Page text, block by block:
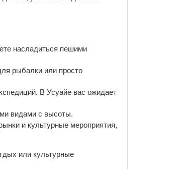
насладиться пешими
рыбалки или просто
В Усуайе вас ожидает
видами с высоты.
и культурные мероприятия,
или культурные